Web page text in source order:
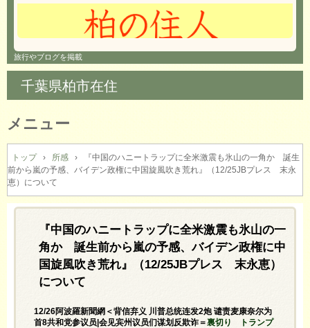
旅行やブログを掲載
千葉県柏市在住
メニュー
コ
ン
テ
ン
トップ › 所感 ›
『中国のハニートラップに全米激震も氷山の一角か 誕生
前から嵐の予感、バイデン政権に中国旋風吹き荒れ』（12/25JBプレス 末永
恵）について
『中国のハニートラップに全米激震も氷山の一
角か 誕生前から嵐の予感、バイデン政権に中
国旋風吹き荒れ』（12/25JBプレス 末永恵）
について
12/26阿波羅新聞網＜背信弃义 川普总统连发2炮 谴责麦康奈尔为
首8共和党参议员|会见宾州议员们谋划反欺诈＝裏切り トランプ